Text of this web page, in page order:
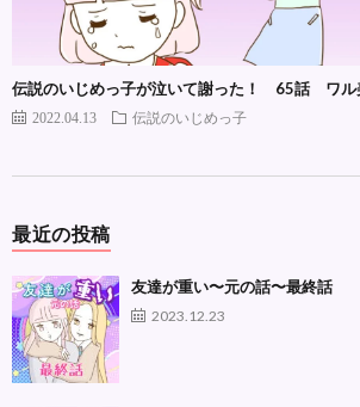
伝説のいじめっ子が泣いて謝った！ 65話 ワル
2022.04.13 伝説のいじめっ子
最近の投稿
友達が重い〜元の話〜最終話
2023.12.23